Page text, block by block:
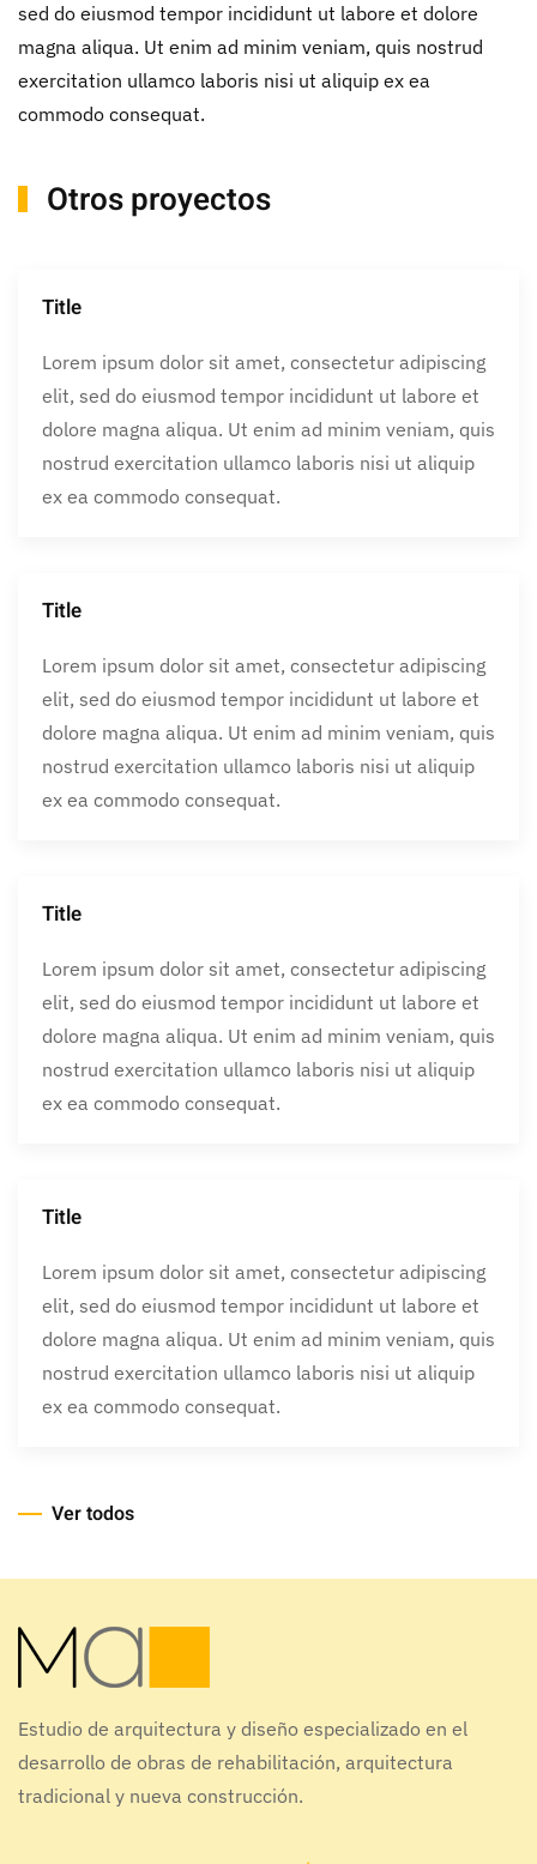
sed do eiusmod tempor incididunt ut labore et dolore
magna aliqua. Ut enim ad minim veniam, quis nostrud
exercitation ullamco laboris nisi ut aliquip ex ea
commodo consequat.
Otros proyectos
Title
Lorem ipsum dolor sit amet, consectetur adipiscing
elit, sed do eiusmod tempor incididunt ut labore et
dolore magna aliqua. Ut enim ad minim veniam, quis
nostrud exercitation ullamco laboris nisi ut aliquip
ex ea commodo consequat.
Title
Lorem ipsum dolor sit amet, consectetur adipiscing
elit, sed do eiusmod tempor incididunt ut labore et
dolore magna aliqua. Ut enim ad minim veniam, quis
nostrud exercitation ullamco laboris nisi ut aliquip
ex ea commodo consequat.
Title
Lorem ipsum dolor sit amet, consectetur adipiscing
elit, sed do eiusmod tempor incididunt ut labore et
dolore magna aliqua. Ut enim ad minim veniam, quis
nostrud exercitation ullamco laboris nisi ut aliquip
ex ea commodo consequat.
Title
Lorem ipsum dolor sit amet, consectetur adipiscing
elit, sed do eiusmod tempor incididunt ut labore et
dolore magna aliqua. Ut enim ad minim veniam, quis
nostrud exercitation ullamco laboris nisi ut aliquip
ex ea commodo consequat.
Ver todos
Estudio de arquitectura y diseño especializado en el
desarrollo de obras de rehabilitación, arquitectura
tradicional y nueva construcción.